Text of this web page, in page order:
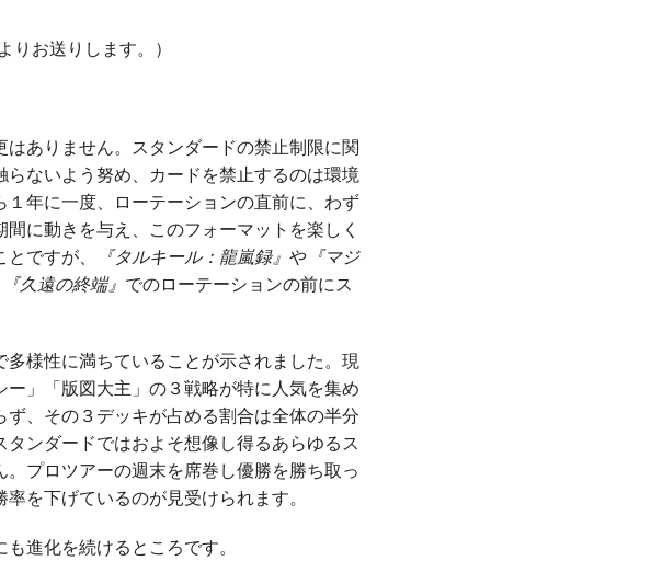
お送りします。）
ありません。スタンダードの禁止制限に関
ないよう努め、カードを禁止するのは環境
年に一度、ローテーションの直前に、わず
に動きを与え、このフォーマットを楽しく
ですが、
『タルキール：龍嵐録』 や 『マジ
『久遠の終端』 でのローテーションの前にス
様性に満ちていることが示されました。現
」「版図大主」の３戦略が特に人気を集め
、その３デッキが占める割合は全体の半分
ンダードではおよそ想像し得るあらゆるス
プロツアーの週末を席巻し優勝を勝ち取っ
を下げているのが見受けられます。
進化を続けるところです。